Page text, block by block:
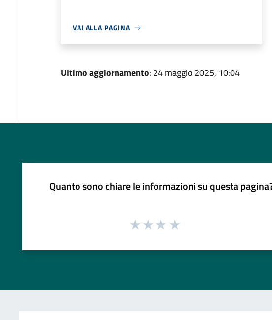
VAI ALLA PAGINA
Ultimo aggiornamento: 24 maggio 2025, 10:04
Quanto sono chiare le informazioni su questa